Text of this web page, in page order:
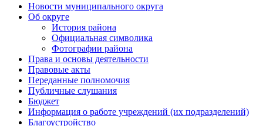
Новости муниципального округа
Об округе
История района
Официальная символика
Фотографии района
Права и основы деятельности
Правовые акты
Переданные полномочия
Публичные слушания
Бюджет
Информация о работе учреждений (их подразделений)
Благоустройство